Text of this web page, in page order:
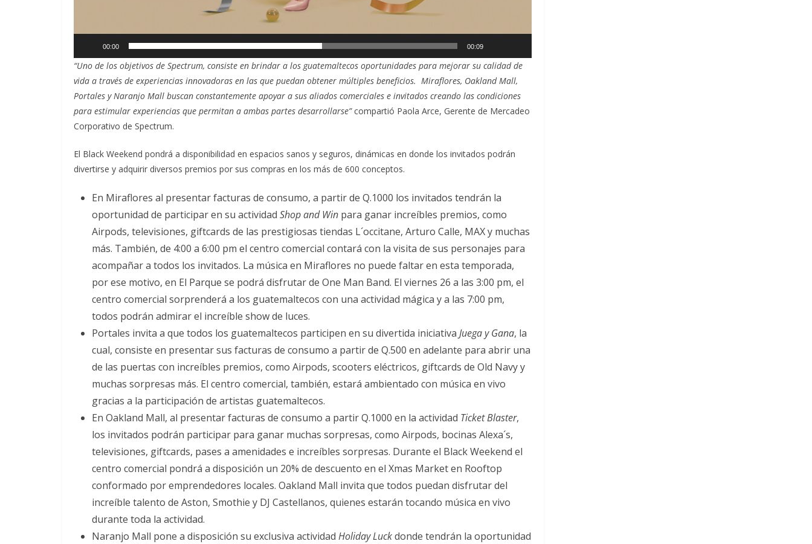
00:00 00:09
“Uno de los objetivos de Spectrum, consiste en brindar a los guatemaltecos oportunidades para mejorar su calidad de
vida a través de experiencias innovadoras en las que puedan obtener múltiples beneficios. Miraflores, Oakland Mall,
Portales y Naranjo Mall buscan constantemente apoyar a sus aliados comerciales e invitados creando las condiciones
para estimular experiencias que permitan a ambas partes desarrollarse”compartió Paola Arce, Gerente de Mercadeo
Corporativo de Spectrum.
El Black Weekend pondrá a disponibilidad en espacios sanos y seguros, dinámicas en donde los invitados podrán
divertirse y adquirir diversos premios por sus compras en los más de 600 conceptos.
En Miraflores al presentar facturas de consumo, a partir de Q.1000 los invitados tendrán la
oportunidad de participar en su actividad Shop and Win para ganar increíbles premios, como
Airpods, televisiones, giftcards de las prestigiosas tiendas L´occitane, Arturo Calle, MAX y muchas
más. También, de 4:00 a 6:00 pm el centro comercial contará con la visita de sus personajes para
acompañar a todos los invitados. La música en Miraflores no puede faltar en esta temporada,
por ese motivo, en El Parque se podrá disfrutar de One Man Band. El viernes 26 a las 3:00 pm, el
centro comercial sorprenderá a los guatemaltecos con una actividad mágica y a las 7:00 pm,
todos podrán admirar el increíble show de luces.
Portales invita a que todos los guatemaltecos participen en su divertida iniciativa Juega y Gana, la
cual, consiste en presentar sus facturas de consumo a partir de Q.500 en adelante para abrir una
de las puertas con increíbles premios, como Airpods, scooters eléctricos, giftcards de Old Navy y
muchas sorpresas más. El centro comercial, también, estará ambientado con música en vivo
gracias a la participación de artistas guatemaltecos.
En Oakland Mall, al presentar facturas de consumo a partir Q.1000 en la actividad Ticket Blaster,
los invitados podrán participar para ganar muchas sorpresas, como Airpods, bocinas Alexa´s,
televisiones, giftcards, pases a amenidades e increíbles sorpresas. Durante el Black Weekend el
centro comercial pondrá a disposición un 20% de descuento en el Xmas Market en Rooftop
conformado por emprendedores locales. Oakland Mall invita que todos puedan disfrutar del
increíble talento de Aston, Smothie y DJ Castellanos, quienes estarán tocando música en vivo
durante toda la actividad.
Naranjo Mall pone a disposición su exclusiva actividad Holiday Luckdonde tendrán la oportunidad